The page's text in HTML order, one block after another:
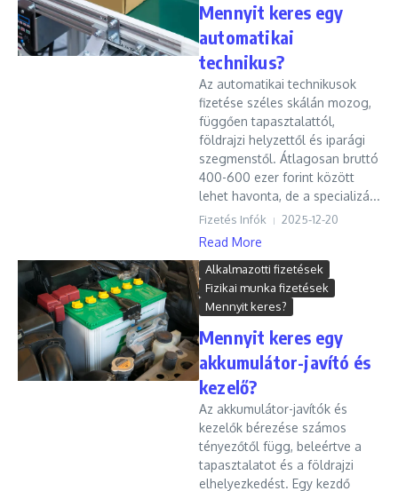
Mennyit keres egy
automatikai
technikus?
Az automatikai technikusok
fizetése széles skálán mozog,
függően tapasztalattól,
földrajzi helyzettől és iparági
szegmenstől. Átlagosan bruttó
400-600 ezer forint között
lehet havonta, de a specializá...
Fizetés Infók 2025-12-20
Read More
Alkalmazotti fizetések
Fizikai munka fizetések
Mennyit keres?
Mennyit keres egy
akkumulátor-javító és
kezelő?
Az akkumulátor-javítók és
kezelők bérezése számos
tényezőtől függ, beleértve a
tapasztalatot és a földrajzi
elhelyezkedést. Egy kezdő